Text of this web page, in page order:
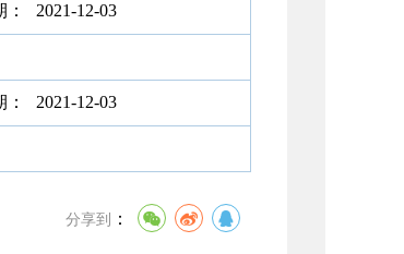
2021-12-03
2021-12-03
分享到 ：